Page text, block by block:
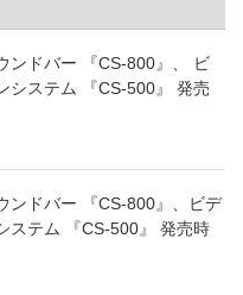
ドバー 『CS-800』、 ビ
システム 『CS-500』 発売
ドバー 『CS-800』、ビデ
ステム 『CS-500』 発売時